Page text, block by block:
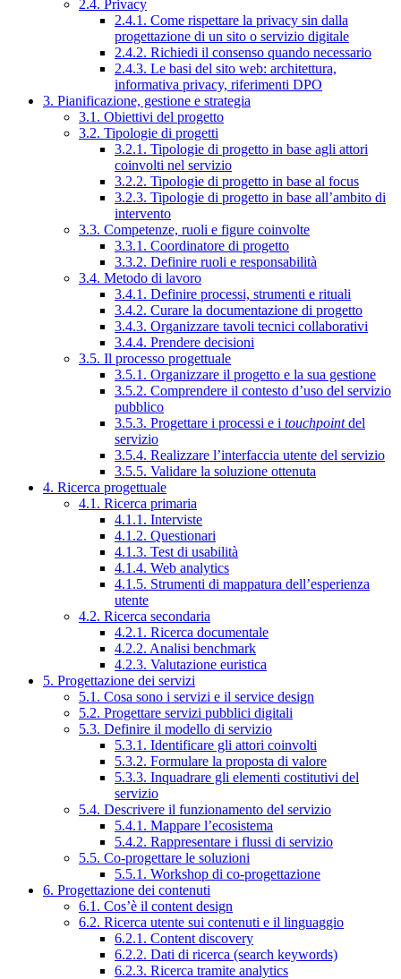
2.4. Privacy
2.4.1. Come rispettare la privacy sin dalla
progettazione di un sito o servizio digitale
2.4.2. Richiedi il consenso quando necessario
2.4.3. Le basi del sito web: architettura,
informativa privacy, riferimenti DPO
3. Pianificazione, gestione e strategia
3.1. Obiettivi del progetto
3.2. Tipologie di progetti
3.2.1. Tipologie di progetto in base agli attori
coinvolti nel servizio
3.2.2. Tipologie di progetto in base al focus
3.2.3. Tipologie di progetto in base all’ambito di
intervento
3.3. Competenze, ruoli e figure coinvolte
3.3.1. Coordinatore di progetto
3.3.2. Definire ruoli e responsabilità
3.4. Metodo di lavoro
3.4.1. Definire processi, strumenti e rituali
3.4.2. Curare la documentazione di progetto
3.4.3. Organizzare tavoli tecnici collaborativi
3.4.4. Prendere decisioni
3.5. Il processo progettuale
3.5.1. Organizzare il progetto e la sua gestione
3.5.2. Comprendere il contesto d’uso del servizio
pubblico
3.5.3. Progettare i processi e i touchpointdel
servizio
3.5.4. Realizzare l’interfaccia utente del servizio
3.5.5. Validare la soluzione ottenuta
4. Ricerca progettuale
4.1. Ricerca primaria
4.1.1. Interviste
4.1.2. Questionari
4.1.3. Test di usabilità
4.1.4. Web analytics
4.1.5. Strumenti di mappatura dell’esperienza
utente
4.2. Ricerca secondaria
4.2.1. Ricerca documentale
4.2.2. Analisi benchmark
4.2.3. Valutazione euristica
5. Progettazione dei servizi
5.1. Cosa sono i servizi e il service design
5.2. Progettare servizi pubblici digitali
5.3. Definire il modello di servizio
5.3.1. Identificare gli attori coinvolti
5.3.2. Formulare la proposta di valore
5.3.3. Inquadrare gli elementi costitutivi del
servizio
5.4. Descrivere il funzionamento del servizio
5.4.1. Mappare l’ecosistema
5.4.2. Rappresentare i flussi di servizio
5.5. Co-progettare le soluzioni
5.5.1. Workshop di co-progettazione
6. Progettazione dei contenuti
6.1. Cos’è il content design
6.2. Ricerca utente sui contenuti e il linguaggio
6.2.1. Content discovery
6.2.2. Dati di ricerca (search keywords)
6.2.3. Ricerca tramite analytics